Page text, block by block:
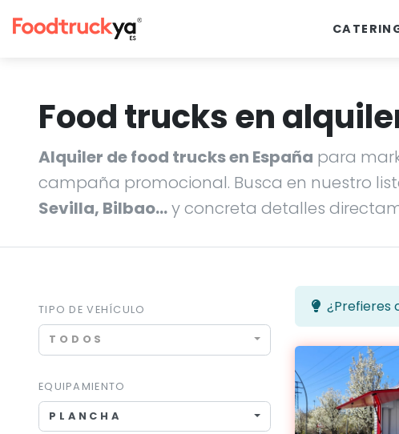
Food trucks en
Alquiler de food trucks en España para
campaña promocional. Busca en nuestro
Sevilla, Bilbao…y concreta detalles
TIPO DE VEHÍCULO
TODOS
EQUIPAMIENTO
PLANCHA
¿Prefieres